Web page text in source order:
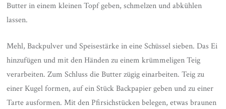
Butter in einem kleinen Topf geben, schmelzen und abkühlen
lassen.
Mehl, Backpulver und Speisestärke in eine Schüssel sieben. Das Ei
hinzufügen und mit den Händen zu einem krümmeligen Teig
verarbeiten. Zum Schluss die Butter zügig einarbeiten. Teig zu
einer Kugel formen, auf ein Stück Backpapier geben und zu einer
Tarte ausformen. Mit den Pfirsichstücken belegen, etwas braunen